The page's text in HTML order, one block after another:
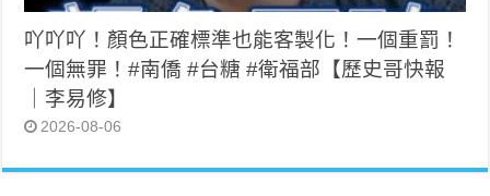
吖吖吖！顏色正確標準也能客製化！一個重罰！
一個無罪！#南僑 #台糖 #衛福部【歷史哥快報
｜李易修】
2026-08-06